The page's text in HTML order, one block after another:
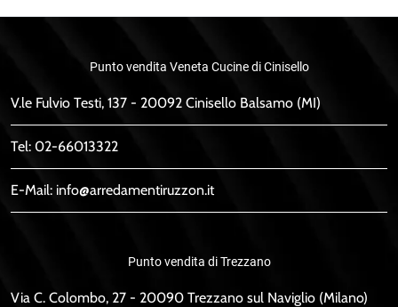
Punto vendita Veneta Cucine di Cinisello
V.le Fulvio Testi, 137 - 20092 Cinisello Balsamo (MI)
Tel: 02-66013322
E-Mail: info@arredamentiruzzon.it
Punto vendita di Trezzano
Via C. Colombo, 27 - 20090 Trezzano sul Naviglio (Milano)